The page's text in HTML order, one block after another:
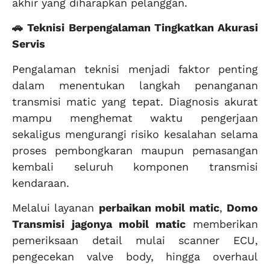
akhir yang diharapkan pelanggan.
🚗 Teknisi Berpengalaman Tingkatkan Akurasi
Servis
Pengalaman teknisi menjadi faktor penting
dalam menentukan langkah penanganan
transmisi matic yang tepat. Diagnosis akurat
mampu menghemat waktu pengerjaan
sekaligus mengurangi risiko kesalahan selama
proses pembongkaran maupun pemasangan
kembali seluruh komponen transmisi
kendaraan.
Melalui layanan perbaikan mobil matic, Domo
Transmisi jagonya mobil matic memberikan
pemeriksaan detail mulai scanner ECU,
pengecekan valve body, hingga overhaul